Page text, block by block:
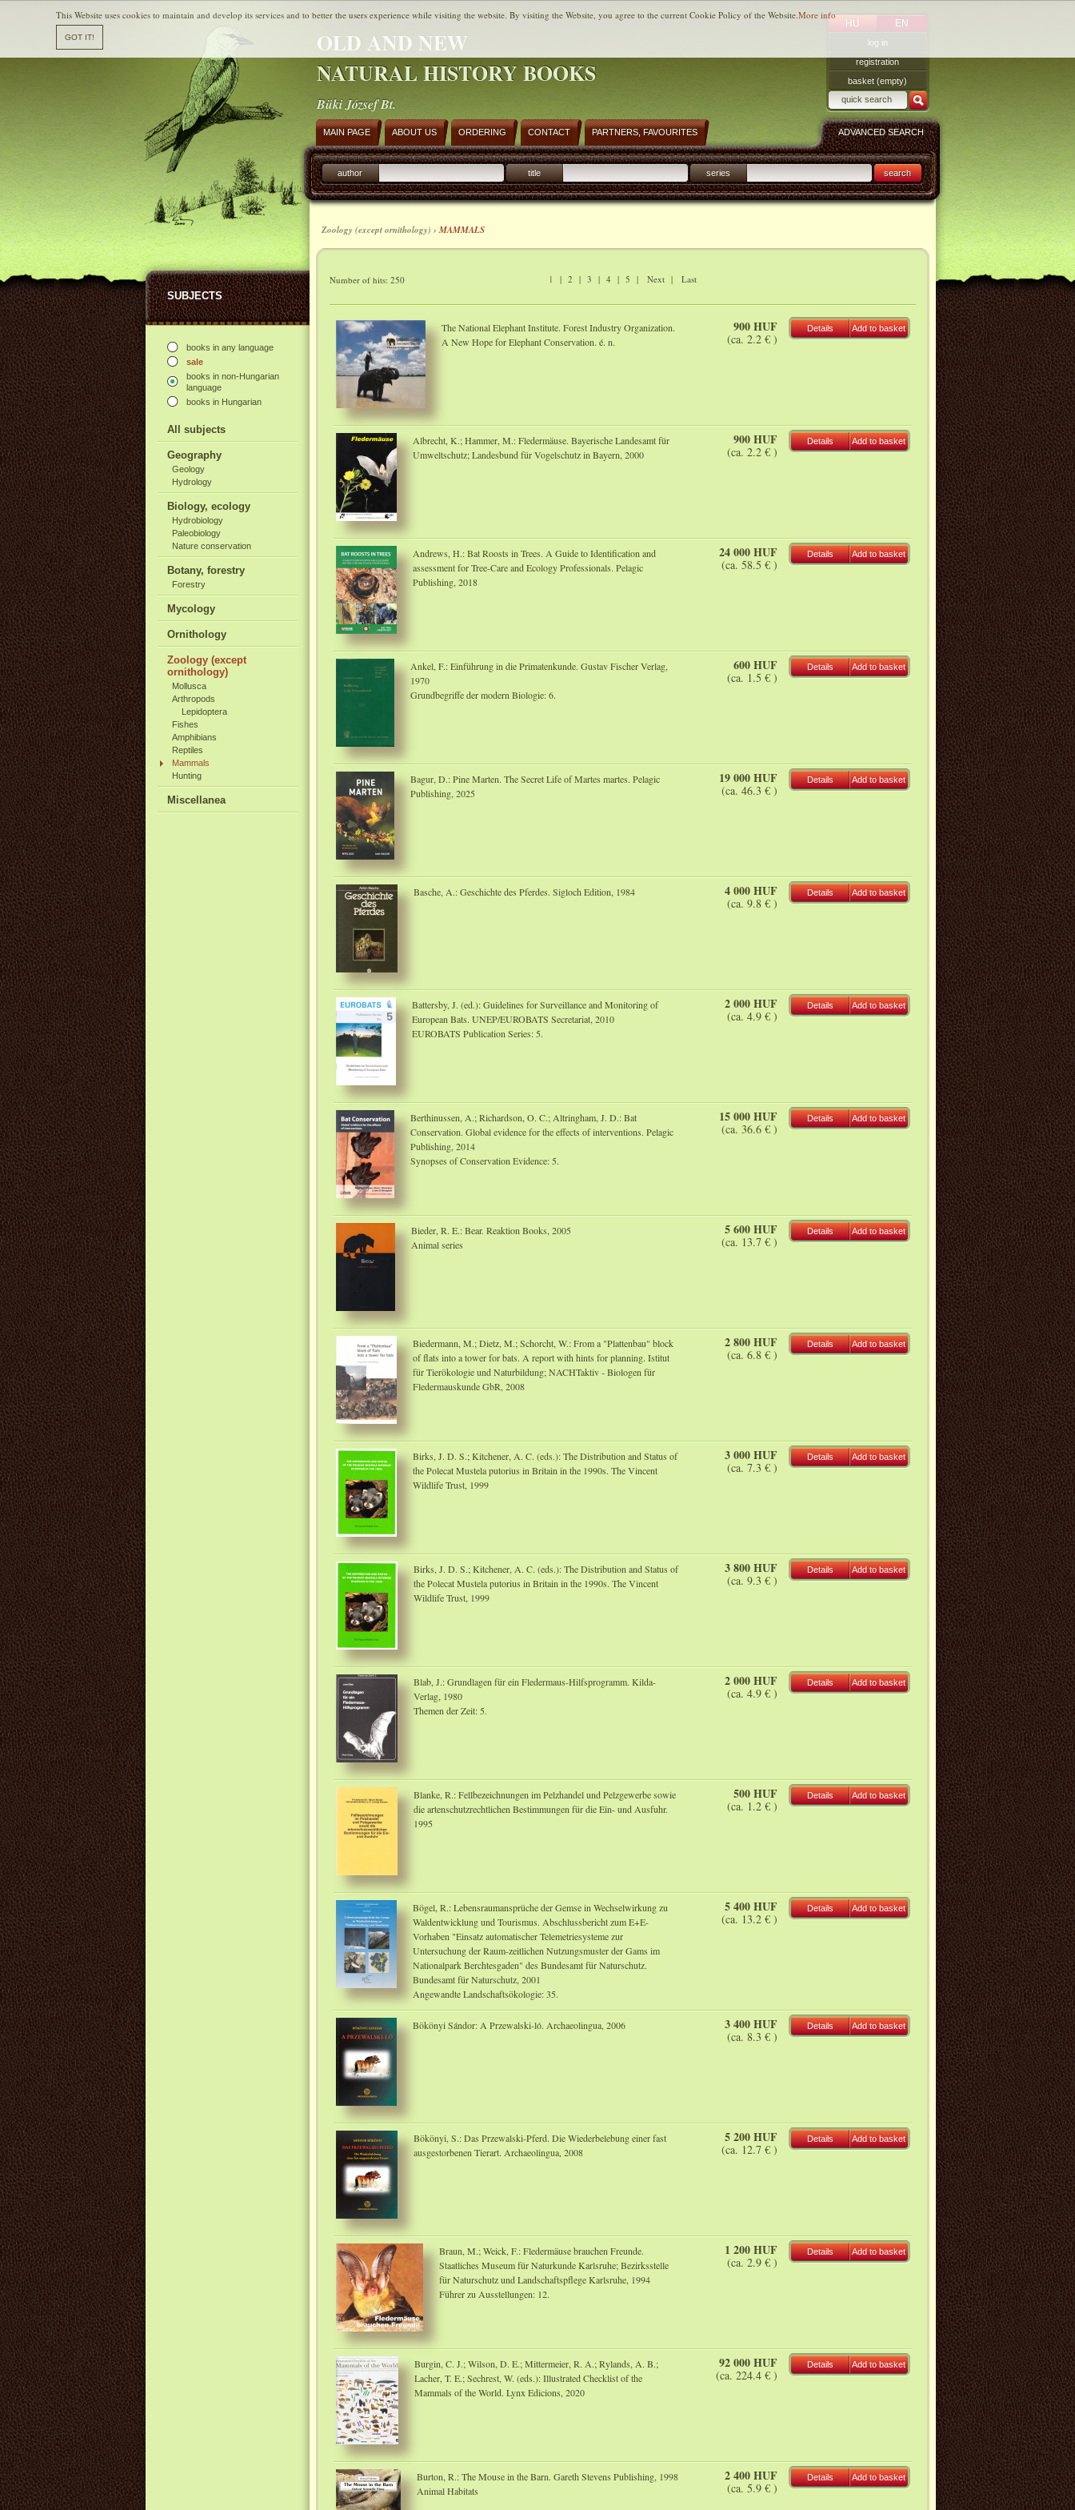
OLD AND NEW
NATURAL HISTORY BOOKS
Büki József Bt.
HU EN
log in
registration
basket (empty)
SUBJECTS
books in any language
sale
books in non-Hungarian
language
books in Hungarian
All subjects
Geography
Geology
Hydrology
Biology, ecology
Hydrobiology
Paleobiology
Nature conservation
Botany, forestry
Forestry
Mycology
Ornithology
Zoology (except
ornithology)
Mollusca
Arthropods
Lepidoptera
Fishes
Amphibians
Reptiles
Mammals
Hunting
Miscellanea
MAIN PAGE ABOUT US ORDERING CONTACT PARTNERS, FAVOURITES ADVANCED SEARCH
author title series search
Zoology (except ornithology) › MAMMALS
1 | 2 | 3 | 4 | 5 | Next| Last
Number of hits: 250
The National Elephant Institute. Forest Industry Organization.
A New Hope for Elephant Conservation. é. n.
900 HUF
(ca. 2.2 € )
Details Add to basket
Albrecht, K.; Hammer, M.: Fledermäuse. Bayerische Landesamt für
Umweltschutz; Landesbund für Vogelschutz in Bayern, 2000
900 HUF
(ca. 2.2 € )
Details Add to basket
Andrews, H.: Bat Roosts in Trees. A Guide to Identification and
assessment for Tree-Care and Ecology Professionals. Pelagic
Publishing, 2018
24 000 HUF
(ca. 58.5 € )
Details Add to basket
Ankel, F.: Einführung in die Primatenkunde. Gustav Fischer Verlag,
1970
Grundbegriffe der modern Biologie: 6.
600 HUF
(ca. 1.5 € )
Details Add to basket
Bagur, D.: Pine Marten. The Secret Life of Martes martes. Pelagic
Publishing, 2025
19 000 HUF
(ca. 46.3 € )
Details Add to basket
Basche, A.: Geschichte des Pferdes. Sigloch Edition, 1984 4 000 HUF
(ca. 9.8 € )
Details Add to basket
Battersby, J. (ed.): Guidelines for Surveillance and Monitoring of
European Bats. UNEP/EUROBATS Secretariat, 2010
EUROBATS Publication Series: 5.
2 000 HUF
(ca. 4.9 € )
Details Add to basket
Berthinussen, A.; Richardson, O. C.; Altringham, J. D.: Bat
Conservation. Global evidence for the effects of interventions. Pelagic
Publishing, 2014
Synopses of Conservation Evidence: 5.
15 000 HUF
(ca. 36.6 € )
Details Add to basket
Bieder, R. E.: Bear. Reaktion Books, 2005
Animal series
5 600 HUF
(ca. 13.7 € )
Details Add to basket
Biedermann, M.; Dietz, M.; Schorcht, W.: From a "Plattenbau" block
of flats into a tower for bats. A report with hints for planning. Istitut
für Tierökologie und Naturbildung; NACHTaktiv - Biologen für
Fledermauskunde GbR, 2008
2 800 HUF
(ca. 6.8 € )
Details Add to basket
Birks, J. D. S.; Kitchener, A. C. (eds.): The Distribution and Status of
the Polecat Mustela putorius in Britain in the 1990s. The Vincent
Wildlife Trust, 1999
3 000 HUF
(ca. 7.3 € )
Details Add to basket
Birks, J. D. S.; Kitchener, A. C. (eds.): The Distribution and Status of
the Polecat Mustela putorius in Britain in the 1990s. The Vincent
Wildlife Trust, 1999
3 800 HUF
(ca. 9.3 € )
Details Add to basket
Blab, J.: Grundlagen für ein Fledermaus-Hilfsprogramm. Kilda-
Verlag, 1980
Themen der Zeit: 5.
2 000 HUF
(ca. 4.9 € )
Details Add to basket
Blanke, R.: Fellbezeichnungen im Pelzhandel und Pelzgewerbe sowie
die artenschutzrechtlichen Bestimmungen für die Ein- und Ausfuhr.
1995
500 HUF
(ca. 1.2 € )
Details Add to basket
Bögel, R.: Lebensraumansprüche der Gemse in Wechselwirkung zu
Waldentwicklung und Tourismus. Abschlussbericht zum E+E-
Vorhaben "Einsatz automatischer Telemetriesysteme zur
Untersuchung der Raum-zeitlichen Nutzungsmuster der Gams im
Nationalpark Berchtesgaden" des Bundesamt für Naturschutz.
Bundesamt für Naturschutz, 2001
Angewandte Landschaftsökologie: 35.
5 400 HUF
(ca. 13.2 € )
Details Add to basket
Bökönyi Sándor: A Przewalski-ló. Archaeolingua, 2006 3 400 HUF
(ca. 8.3 € )
Details Add to basket
Bökönyi, S.: Das Przewalski-Pferd. Die Wiederbelebung einer fast
ausgestorbenen Tierart. Archaeolingua, 2008
5 200 HUF
(ca. 12.7 € )
Details Add to basket
Braun, M.; Weick, F.: Fledermäuse brauchen Freunde.
Staatliches Museum für Naturkunde Karlsruhe; Bezirksstelle
für Naturschutz und Landschaftspflege Karlsruhe, 1994
Führer zu Ausstellungen: 12.
1 200 HUF
(ca. 2.9 € )
Details Add to basket
Burgin, C. J.; Wilson, D. E.; Mittermeier, R. A.; Rylands, A. B.;
Lacher, T. E.; Sechrest, W. (eds.): Illustrated Checklist of the
Mammals of the World. Lynx Edicions, 2020
92 000 HUF
(ca. 224.4 € )
Details Add to basket
Burton, R.: The Mouse in the Barn. Gareth Stevens Publishing, 1998
Animal Habitats
2 400 HUF
(ca. 5.9 € )
Details Add to basket
This Website uses cookies to maintain and develop its services and to better the users experience while visiting the website. By visiting the Website, you agree to the current Cookie Policy of the Website.More info